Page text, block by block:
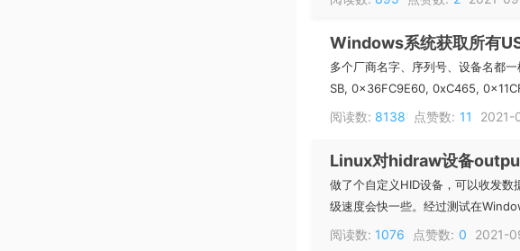
Windows系统获取所有
多个厂商名字、序列号、设备名都
SB, 0x36FC9E60, 0xC465,
阅读数: 8138 点赞数: 11 2021-
Linux对hidraw设备
做了个自定义HID设备，可以收发
级速度会快一些。经过测试在
阅读数: 1076 点赞数: 0 2021-